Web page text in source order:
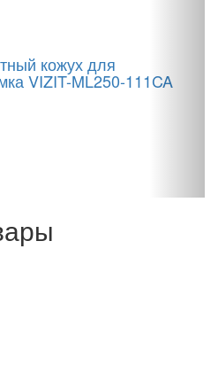
кожух для
VIZIT-ML250-111CA